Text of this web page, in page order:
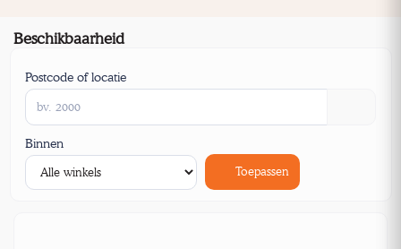
Beschikbaarheid
Postcode of locatie
Binnen
Toepassen